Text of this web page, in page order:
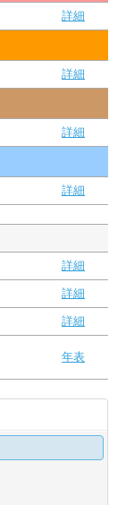
詳細
詳細
詳細
詳細
詳細
詳細
詳細
年表